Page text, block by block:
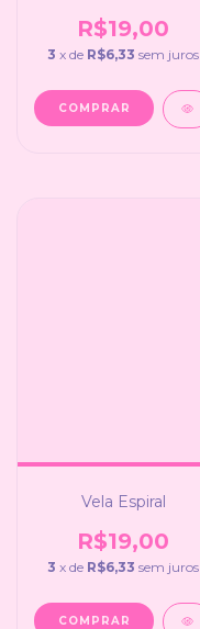
R$19,00
3 x de R$6,33 sem juros
COMPRAR
Vela Espiral
R$19,00
3 x de R$6,33 sem juros
COMPRAR